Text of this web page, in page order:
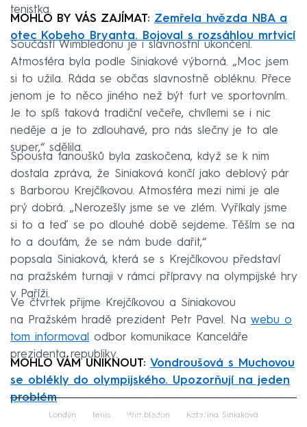
tenistka.
MOHLO BY VÁS ZAJÍMAT: Zemřela hvězda NBA a
otec Kobeho Bryanta. Bojoval s rozsáhlou mrtvicí
Součástí Wimbledonu je i slavnostní ukončení.
Atmosféra byla podle Siniakové výborná. „Moc jsem
si to užila. Ráda se občas slavnostně obléknu. Přece
jenom je to něco jiného než být furt ve sportovním.
Je to spíš taková tradiční večeře, chvílemi se i nic
neděje a je to zdlouhavé, pro nás slečny je to ale
super,“ sdělila.
Spousta fanoušků byla zaskočena, když se k nim
dostala zpráva, že Siniaková končí jako deblový pár
s Barborou Krejčíkovou. Atmosféra mezi nimi je ale
prý dobrá. „Nerozešly jsme se ve zlém. Vyříkaly jsme
si to a teď se po dlouhé době sejdeme. Těším se na
to a doufám, že se nám bude dařit,“
popsala Siniaková, která se s Krejčíkovou představí
na pražském turnaji v rámci přípravy na olympijské hry
v Paříži.
Ve čtvrtek přijme Krejčíkovou a Siniakovou
na Pražském hradě prezident Petr Pavel. Na webu o
tom informoval
odbor komunikace Kanceláře
prezidenta republiky.
MOHLO VÁM UNIKNOUT: Vondroušová s Muchovou
se oblékly do olympijského. Upozorňují na jeden
problém
Failed to fetch
Londýn tenis Wimbledon Kateřina Siniaková